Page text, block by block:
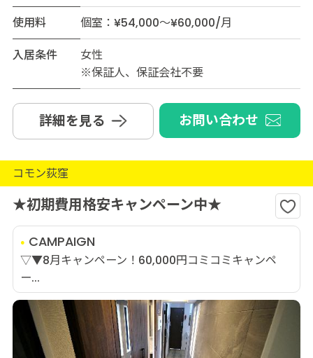
使用料
個室：¥54,000～¥60,000/月
入居条件
女性
※保証人、保証会社不要
詳細を見る お問い合わせ
コモン荻窪
★初期費用格安キャンペーン中★
CAMPAIGN
▽▼8月キャンペーン！60,000円コミコミキャンペ
ー...